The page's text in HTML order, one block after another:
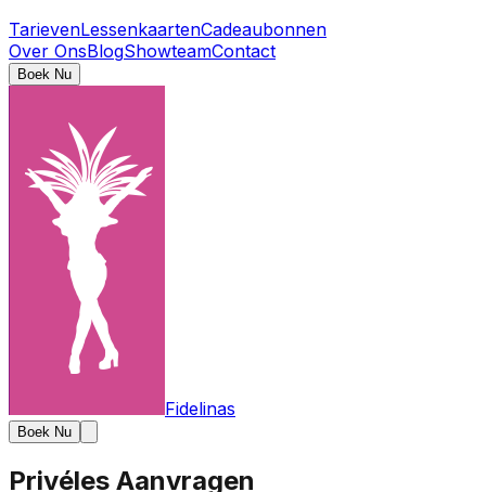
TarievenLessenkaartenCadeaubonnen
Over OnsBlogShowteamContact
Boek Nu
Fidelinas
Boek Nu
Privéles Aanvragen